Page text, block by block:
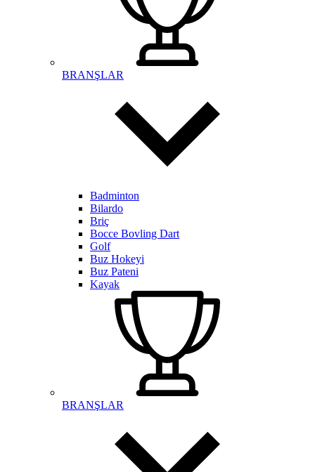
BRANŞLAR
Badminton
Bilardo
Briç
Bocce Bovling Dart
Golf
Buz Hokeyi
Buz Pateni
Kayak
BRANŞLAR